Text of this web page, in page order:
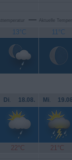
Aktuelle
13°C 11°C
Di. 18.08. Mi.
22°C 21°C